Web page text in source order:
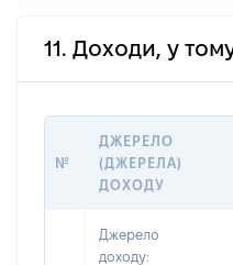
11. Доходи, у
№
ДЖЕРЕЛО
(ДЖЕРЕЛА)
ДОХОДУ
Джерело
доходу: